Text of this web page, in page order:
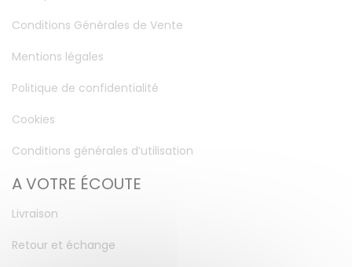
Conditions Générales de Vente
Mentions légales
Politique de confidentialité
Cookies
Conditions générales d’utilisation
A VOTRE ÉCOUTE
Livraison
Retour et échange